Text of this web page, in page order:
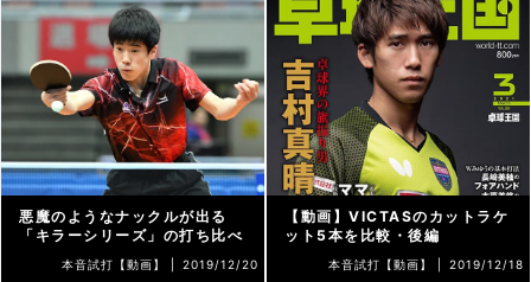
悪魔のようなナックルが出る
「キラーシリーズ」の打ち比べ
本音試打【動画】 | 2019/12/20
【動画】VICTASのカットラケ
ット5本を比較・後編
本音試打【動画】 | 2019/12/18